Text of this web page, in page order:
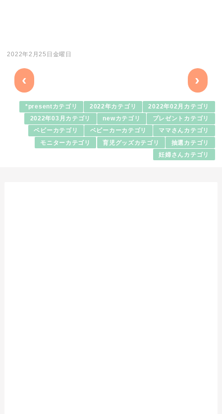
2022年2月25日金曜日
‹ ›
*presentカテゴリ 2022年カテゴリ 2022年02月カテゴリ
2022年03月カテゴリ newカテゴリ プレゼントカテゴリ
ベビーカテゴリ ベビーカーカテゴリ ママさんカテゴリ
モニターカテゴリ 育児グッズカテゴリ 抽選カテゴリ
妊婦さんカテゴリ